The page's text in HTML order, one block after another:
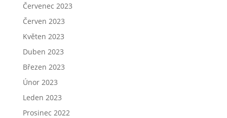
Červenec 2023
Červen 2023
Květen 2023
Duben 2023
Březen 2023
Únor 2023
Leden 2023
Prosinec 2022